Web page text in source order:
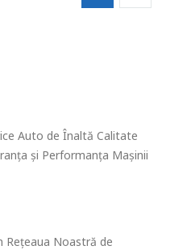
Auto de Înaltă Calitate
și Performanța Mașinii
Rețeaua Noastră de